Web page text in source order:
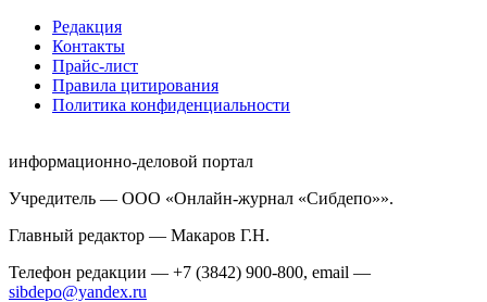
Редакция
Контакты
Прайс-лист
Правила цитирования
Политика конфиденциальности
информационно-деловой портал
Учредитель — ООО «Онлайн-журнал «Сибдепо»».
Главный редактор — Макаров Г.Н.
Телефон редакции — +7 (3842) 900-800, email —
sibdepo@yandex.ru